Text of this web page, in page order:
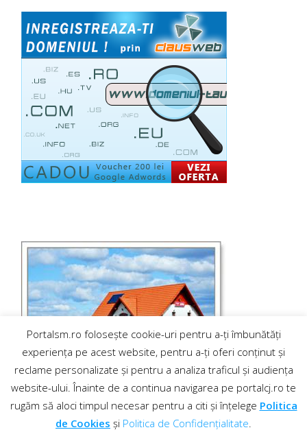
Portalsm.ro folosește cookie-uri pentru a-ți îmbunătăți
experiența pe acest website, pentru a-ți oferi conținut și
reclame personalizate și pentru a analiza traficul și audiența
website-ului. Înainte de a continua navigarea pe portalcj.ro te
rugăm să aloci timpul necesar pentru a citi și înțelege Politica
de Cookies și Politica de Confidențialitate.